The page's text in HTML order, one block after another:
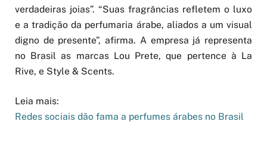
verdadeiras joias”. “Suas fragrâncias refletem o luxo
e a tradição da perfumaria árabe, aliados a um visual
digno de presente”, afirma. A empresa já representa
no Brasil as marcas Lou Prete, que pertence à La
Rive, e Style & Scents.
Leia mais:
Redes sociais dão fama a perfumes árabes no Brasil